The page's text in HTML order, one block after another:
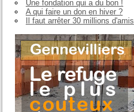
Une fondation qui a du bon !
A qui faire un don en hiver ?
Il faut arrêter 30 millions d'amis